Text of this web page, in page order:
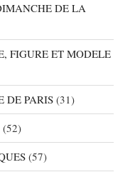
DE LA
FIGURE ET MODELE
DE PARIS (31)
(52)
(57)